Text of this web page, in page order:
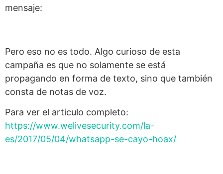
mensaje:
Pero eso no es todo. Algo curioso de esta
campaña es que no solamente se está
propagando en forma de texto, sino que también
consta de notas de voz.
Para ver el articulo completo:
https://www.welivesecurity.com/la-
es/2017/05/04/whatsapp-se-cayo-hoax/